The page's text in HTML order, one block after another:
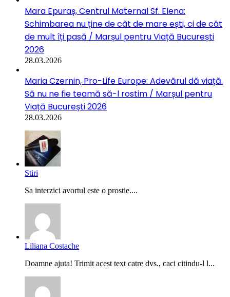
Mara Epuraș, Centrul Maternal Sf. Elena:
Schimbarea nu ține de cât de mare ești, ci de cât
de mult îți pasă / Marșul pentru Viață București
2026
28.03.2026
Maria Czernin, Pro-Life Europe: Adevărul dă viață.
Să nu ne fie teamă să-l rostim / Marșul pentru
Viață București 2026
28.03.2026
Stiri
Sa interzici avortul este o prostie....
Liliana Costache
Doamne ajuta! Trimit acest text catre dvs., caci citindu-l l...